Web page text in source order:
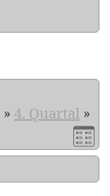
» 4. Quartal »